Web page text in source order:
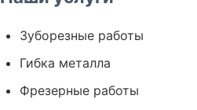
Зуборезные работы
Гибка металла
Фрезерные работы